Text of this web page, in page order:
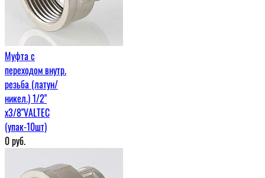
Муфта c
переходом внутр.
резьба (латун/
никел.) 1/2"
х3/8"VALTEC
(упак-10шт)
0руб.